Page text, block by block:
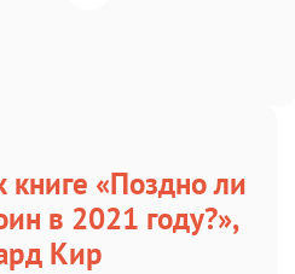
«Поздно ли
в 2021 году?»,
Кир